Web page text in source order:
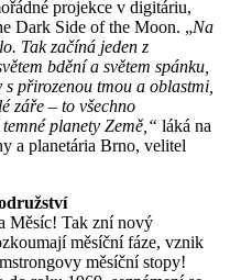
projekce v digitáriu,
Dark Side of the Moon. „Na
Tak začíná jeden z
bdění a světem spánku,
přirozenou tmou a oblastmi,
záře – to všechno
planety Země,“ láká na
a planetária Brno, velitel
Měsíc! Tak zní nový
měsíční fáze, vznik
měsíční stopy!